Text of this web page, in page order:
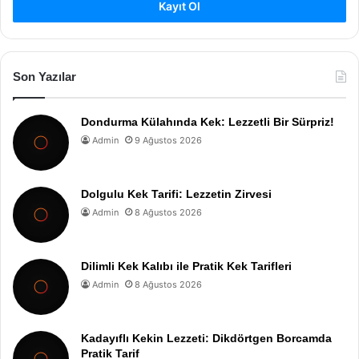
Kayıt Ol
Son Yazılar
Dondurma Külahında Kek: Lezzetli Bir Sürpriz!
Admin 9 Ağustos 2026
Dolgulu Kek Tarifi: Lezzetin Zirvesi
Admin 8 Ağustos 2026
Dilimli Kek Kalıbı ile Pratik Kek Tarifleri
Admin 8 Ağustos 2026
Kadayıflı Kekin Lezzeti: Dikdörtgen Borcamda
Pratik Tarif